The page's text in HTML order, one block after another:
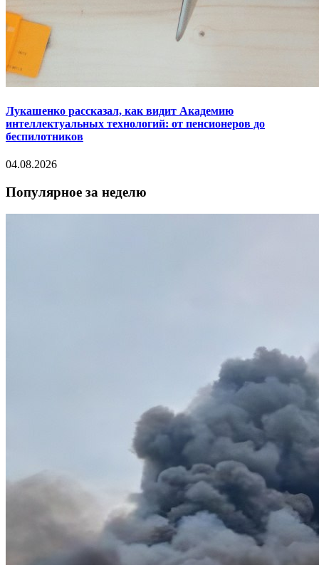
Лукашенко рассказал, как видит Академию
интеллектуальных технологий: от пенсионеров до
беспилотников
04.08.2026
Популярное за неделю